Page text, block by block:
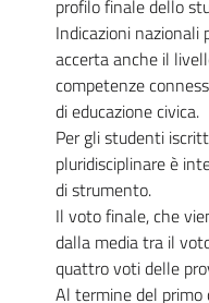
profilo finale dello
Indicazioni nazionali
accerta anche il
competenze
di educazione civica.
Per gli studenti
pluridisciplinare è
di strumento.
Il voto finale, che
dalla media tra il
quattro voti delle
Al termine del primo